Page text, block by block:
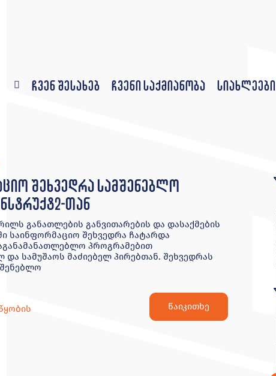
ჩვენ შესახებ ჩვენი საქმიანობა სიახლეები
შეხვედრა სამშენებლო
თან
განათლების განვითარების და დასაქმების
საინფორმაციო შეხვედრა ჩატარდა
პროგრამებით
და სამუშაოს მაძიებელ პირებთან. შეხვედრას
წაიკითხე